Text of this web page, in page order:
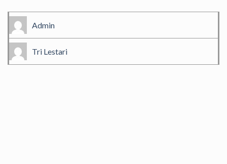
Admin
Tri Lestari